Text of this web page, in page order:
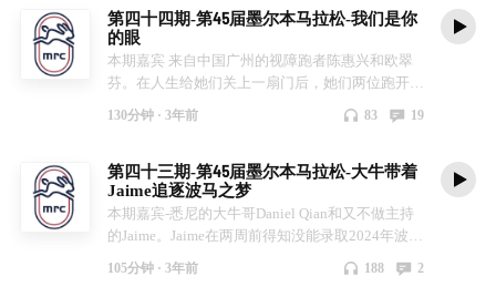
蓓蓓去年墨马首马全程享受比赛开心4:27，今年的
training block注重了力量训练，不断提升，也打算
冲一个四小时。最终是否破四，且听兔说～
第四十四期-第45届墨尔本马拉松-我们是你
的眼
本期嘉宾 来自中国广州的视障跑者陈惠兴和欧翠
芬。在人生给她们关上一扇门后，她们两位跑开了
MRC跑团的Julie在广州结识两位，被她们的故事
拉松。MRC邀请了Achilles Melbourne（专门针对
残障跑者所设立的跑步组织）给MRC提供了视障
陪跑员的培训。赛前几周，确定了三位"领航兔”：
磊哥、悟空和谢琳。 训练、磨合、以及赛场上的
42.195公里，不论是对领航兔还是对视障跑者来
说，都是不小的挑战。最终他们合作奔跑如何，且
130分钟 · 3年前 83 19
第四十三期-第45届墨尔本马拉松-大牛带着
Jaime追逐波马之梦
本期嘉宾-悉尼的大牛哥Daniel Qian和又不做主持
的Jaime。Jaime在两周前得知没能录取2024年波士
2025年圆梦波士顿。正巧大牛哥处在铁三训练的
105分钟 · 3年前 188 2